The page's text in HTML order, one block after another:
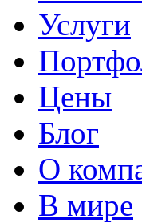
Услуги
Цены
Блог
О
В мире